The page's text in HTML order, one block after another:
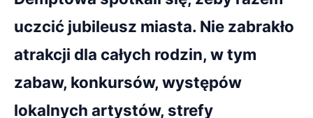
uczcić jubileusz miasta. Nie zabrakło
atrakcji dla całych rodzin, w tym
zabaw, konkursów, występów
lokalnych artystów, strefy